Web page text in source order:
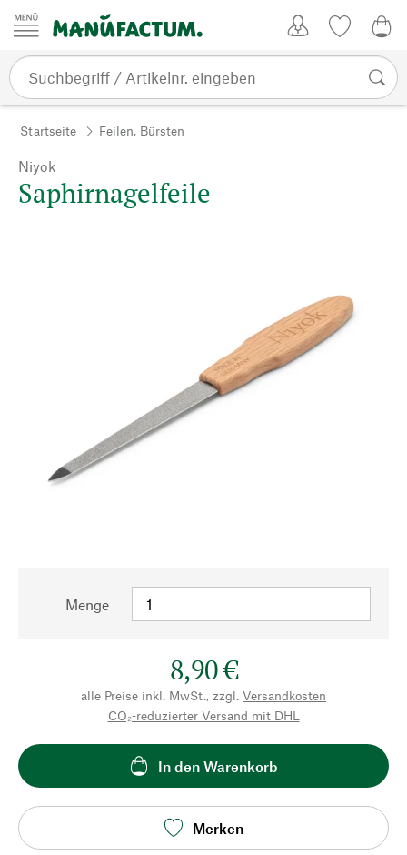
Zum Inhalt springen
Startseite Feilen, Bürsten
Niyok
Saphirnagelfeile
Menge
8,90 €
alle Preise inkl. MwSt., zzgl. Versandkosten
CO₂-reduzierter Versand mit DHL
In den Warenkorb
Merken